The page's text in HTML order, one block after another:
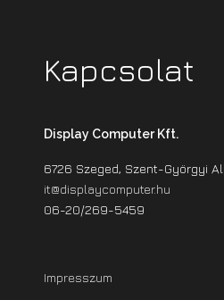
Kapcsolat
Display Computer Kft.
6726 Szeged, Szent-Györgyi
it@displaycomputer.hu
06-20/269-5459
Impresszum